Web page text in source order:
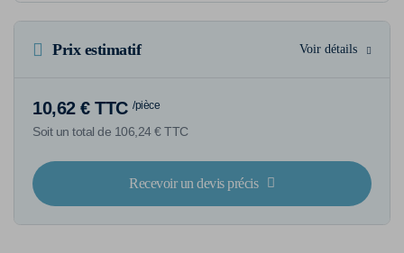
Prix estimatif Voir détails
10,62 € TTC /pièce
Soit un total de 106,24 € TTC
Recevoir un devis précis